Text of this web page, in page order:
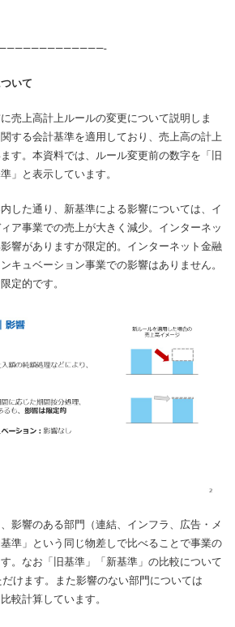
いて
売上高計上ルールの変更について説明しま
する会計基準を適用しており、売上高の計上
す。本資料では、ルール変更前の数字を「旧
」と表示しています。
した通り、新基準による影響については、イ
ア事業での売上が大きく減少。インターネッ
響がありますが限定的。インターネット金融
キュベーション事業での影響はありません。
定的です。
影響のある部門（連結、インフラ、広告・メ
準」という同じ物差しで比べることで事業の
。なお「旧基準」「新基準」の比較について
けます。また影響のない部門については
較計算しています。